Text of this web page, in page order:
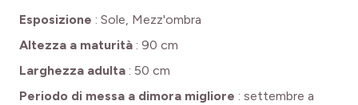
Esposizione : Sole, Mezz'ombra
Altezza a maturità : 90 cm
Larghezza adulta : 50 cm
Periodo di messa a dimora migliore : settembre a